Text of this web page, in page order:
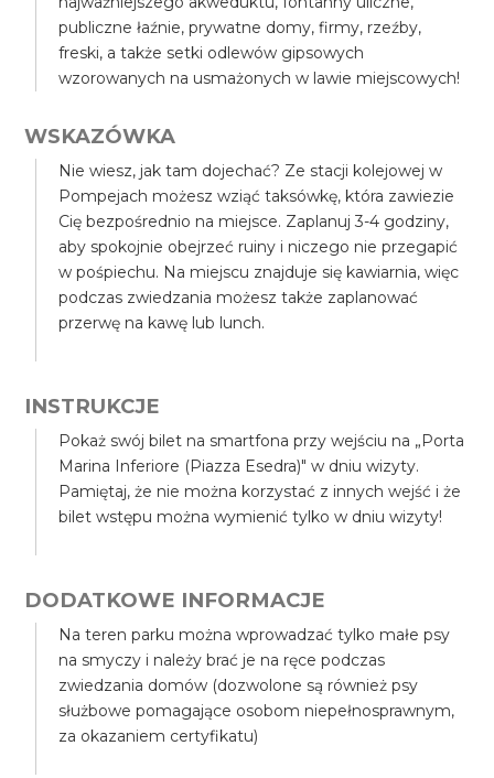
publiczne łaźnie, prywatne domy, firmy, rzeźby,
freski, a także setki odlewów gipsowych
wzorowanych na usmażonych w lawie miejscowych!
WSKAZÓWKA
Nie wiesz, jak tam dojechać? Ze stacji kolejowej w
Pompejach możesz wziąć taksówkę, która zawiezie
Cię bezpośrednio na miejsce. Zaplanuj 3-4 godziny,
aby spokojnie obejrzeć ruiny i niczego nie przegapić
w pośpiechu. Na miejscu znajduje się kawiarnia, więc
podczas zwiedzania możesz także zaplanować
przerwę na kawę lub lunch.
INSTRUKCJE
Pokaż swój bilet na smartfona przy wejściu na „Porta
Marina Inferiore (Piazza Esedra)" w dniu wizyty.
Pamiętaj, że nie można korzystać z innych wejść i że
bilet wstępu można wymienić tylko w dniu wizyty!
DODATKOWE INFORMACJE
Na teren parku można wprowadzać tylko małe psy
na smyczy i należy brać je na ręce podczas
zwiedzania domów (dozwolone są również psy
służbowe pomagające osobom niepełnosprawnym,
za okazaniem certyfikatu)